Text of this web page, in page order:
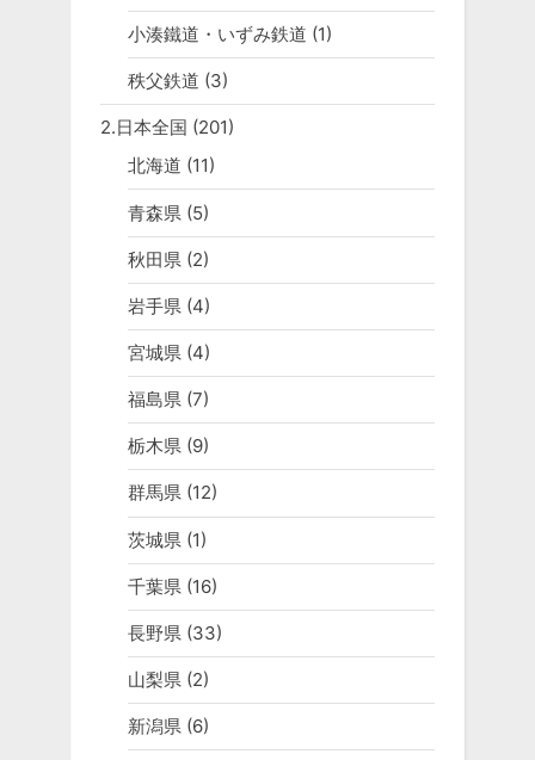
小湊鐵道・いずみ鉄道 (1)
秩父鉄道 (3)
2.日本全国 (201)
北海道 (11)
青森県 (5)
秋田県 (2)
岩手県(4)
宮城県(4)
福島県(7)
栃木県(9)
群馬県(12)
茨城県 (1)
千葉県 (16)
長野県(33)
山梨県(2)
新潟県(6)